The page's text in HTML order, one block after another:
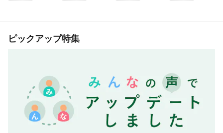
ピックアップ特集